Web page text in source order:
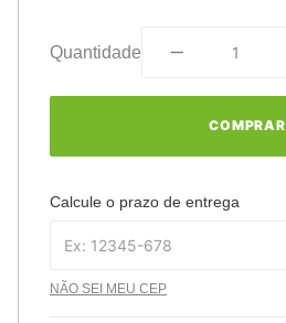
Quantidade
COMPRAR
Calcule o prazo de entrega
NÃO SEI MEU CEP